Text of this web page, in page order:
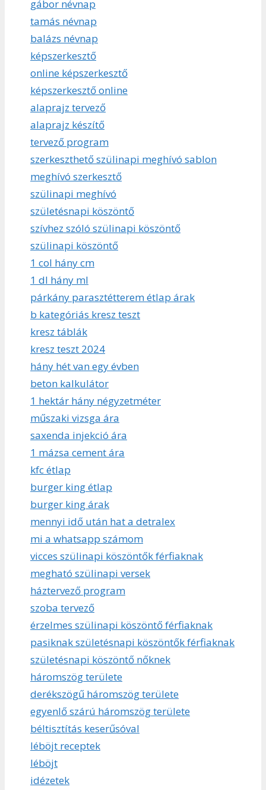
gábor névnap
tamás névnap
balázs névnap
képszerkesztő
online képszerkesztő
képszerkesztő online
alaprajz tervező
alaprajz készítő
tervező program
szerkeszthető szülinapi meghívó sablon
meghívó szerkesztő
szülinapi meghívó
születésnapi köszöntő
szívhez szóló szülinapi köszöntő
szülinapi köszöntő
1 col hány cm
1 dl hány ml
párkány parasztétterem étlap árak
b kategóriás kresz teszt
kresz táblák
kresz teszt 2024
hány hét van egy évben
beton kalkulátor
1 hektár hány négyzetméter
műszaki vizsga ára
saxenda injekció ára
1 mázsa cement ára
kfc étlap
burger king étlap
burger king árak
mennyi idő után hat a detralex
mi a whatsapp számom
vicces szülinapi köszöntők férfiaknak
megható szülinapi versek
háztervező program
szoba tervező
érzelmes szülinapi köszöntő férfiaknak
pasiknak születésnapi köszöntők férfiaknak
születésnapi köszöntő nőknek
háromszög területe
derékszögű háromszög területe
egyenlő szárú háromszög területe
béltisztítás keserűsóval
léböjt receptek
léböjt
idézetek